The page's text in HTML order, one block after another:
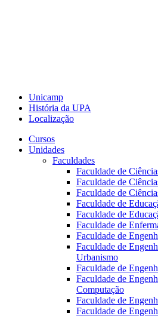
Unicamp
História da UPA
Localização
Cursos
Unidades
Faculdades
Faculdade de
Faculdade de
Faculdade de
Faculdade de
Faculdade de
Faculdade de
Faculdade de
Faculdade de
Urbanismo
Faculdade de
Faculdade de
Computação
Faculdade de
Faculdade de